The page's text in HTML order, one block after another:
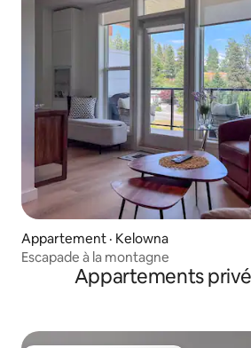
Appartement · Kelowna
Escapade à la montagne
Appartements